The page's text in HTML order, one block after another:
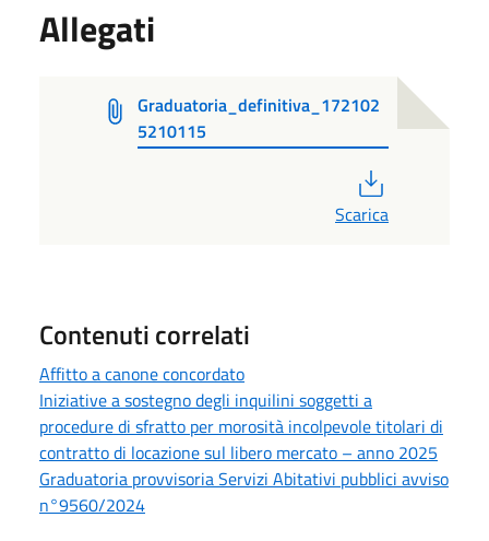
Allegati
Graduatoria_definitiva_172102
5210115
Scarica
Contenuti correlati
Affitto a canone concordato
Iniziative a sostegno degli inquilini soggetti a
procedure di sfratto per morosità incolpevole titolari di
contratto di locazione sul libero mercato – anno 2025
Graduatoria provvisoria Servizi Abitativi pubblici avviso
n°9560/2024